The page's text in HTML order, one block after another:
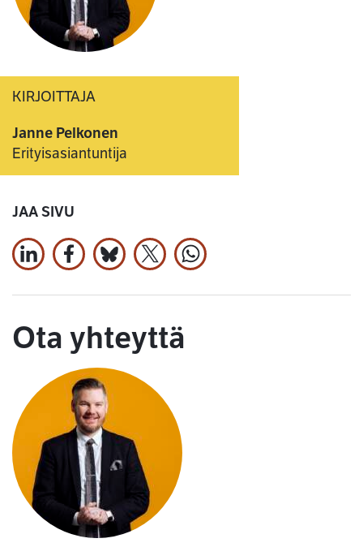
KIRJOITTAJA
Janne Pelkonen
Erityisasiantuntija
JAA SIVU
Jaa LinkedInissä
Jaa Facebookissa
Jaa Bluesky:ssa
Jaa X:ssäJaa WhatsApissa
Ota yhteyttä